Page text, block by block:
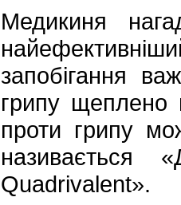
Медикиня
запобігання
грипу щеплено
проти грипу
називається
Quadrivalent».